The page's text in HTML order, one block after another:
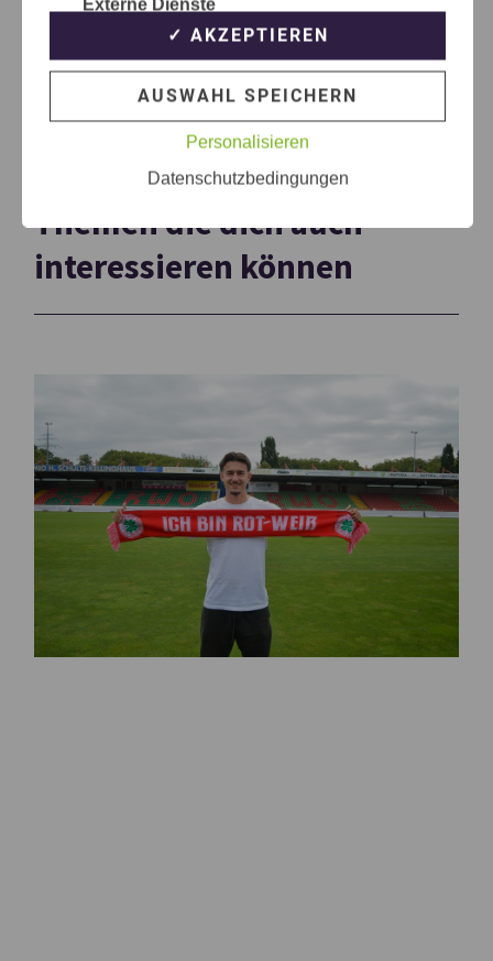
Themen die dich auch
interessieren können
Externe Dienste
✓ AKZEPTIEREN
AUSWAHL SPEICHERN
Personalisieren
Datenschutzbedingungen